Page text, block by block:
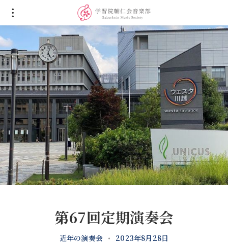
第67回定期演奏会
近年の演奏会 • 2023年8月28日